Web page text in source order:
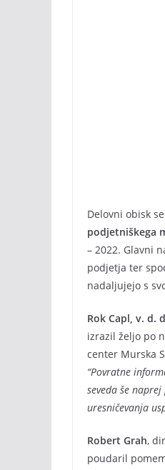
Delovni obisk
podjetniškega
– 2022. Glavni
podjetja ter
nadaljujejo s
Rok Capl, v. d.
izrazil željo po
center Murska
“Povratne
seveda še
uresničevanja
Robert Grah,
poudaril